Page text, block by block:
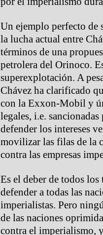
Un ejemplo perfecto de
la lucha actual entre
términos de una
petrolera del Orinoco.
superexplotación. A
Chávez ha clarificado
con la Exxon-Mobil y
legales, i.e.
defender los intereses
movilizar las filas de la
contra las empresas
Es el deber de todos
defender a todas las
imperialistas. Pero
de las naciones
contra el imperialismo,